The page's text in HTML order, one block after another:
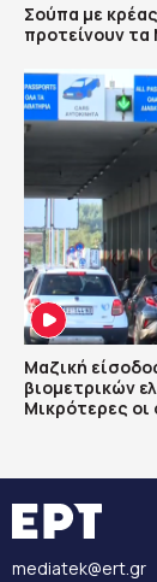
Σούπα με
προτείνουν
Μαζική
βιομετρικών
Μικρότερες
mediatek@ert.gr